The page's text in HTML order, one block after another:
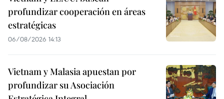
profundizar cooperación en áreas
estratégicas
06/08/2026 14:13
Vietnam y Malasia apuestan por
profundizar su Asociación